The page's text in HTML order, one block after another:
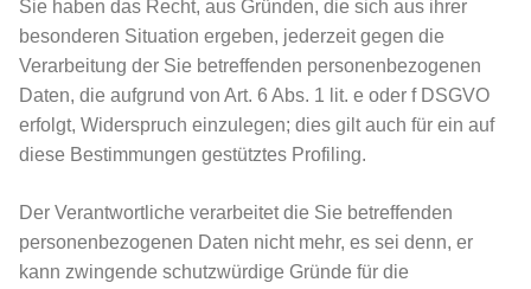
Sie haben das Recht, aus Gründen, die sich aus ihrer
besonderen Situation ergeben, jederzeit gegen die
Verarbeitung der Sie betreffenden personenbezogenen
Daten, die aufgrund von Art. 6 Abs. 1 lit. e oder f DSGVO
erfolgt, Widerspruch einzulegen; dies gilt auch für ein auf
diese Bestimmungen gestütztes Profiling.
Der Verantwortliche verarbeitet die Sie betreffenden
personenbezogenen Daten nicht mehr, es sei denn, er
kann zwingende schutzwürdige Gründe für die